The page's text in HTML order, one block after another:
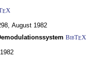
EX
August 1982
BibTEX